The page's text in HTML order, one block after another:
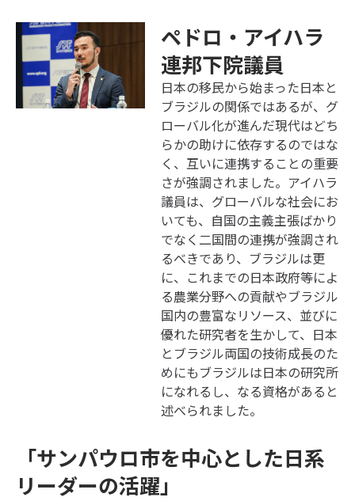
ペドロ・アイハラ
連邦下院議員
日本の移民から始まった日本と
ブラジルの関係ではあるが、グ
ローバル化が進んだ現代はどち
らかの助けに依存するのではな
く、互いに連携することの重要
さが強調されました。アイハラ
議員は、グローバルな社会にお
いても、自国の主義主張ばかり
でなく二国間の連携が強調され
るべきであり、ブラジルは更
に、これまでの日本政府等によ
る農業分野への貢献やブラジル
国内の豊富なリソース、並びに
優れた研究者を生かして、日本
とブラジル両国の技術成長のた
めにもブラジルは日本の研究所
になれるし、なる資格があると
述べられました。
「サンパウロ市を中心とした日系
リーダーの活躍」